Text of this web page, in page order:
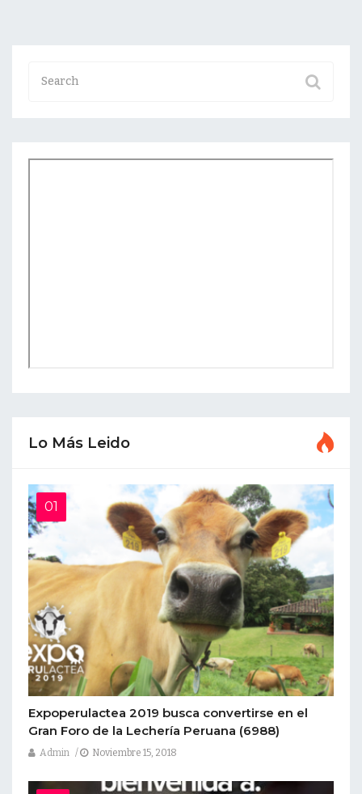
Lo Más Leido
Expoperulactea 2019 busca convertirse en el
Gran Foro de la Lechería Peruana (6988)
Admin Noviembre 15, 2018